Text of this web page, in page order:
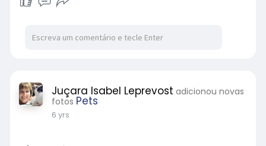
Juçara Isabel Leprevost adicionou novas
fotos Pets
6 yrs